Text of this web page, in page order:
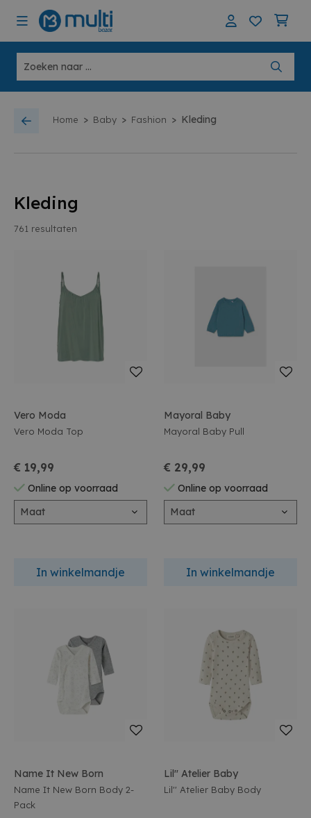
Home > Baby > Fashion > Kleding
Kleding
761 resultaten
Vero Moda
Vero Moda Top
€ 19,99
Online op voorraad
Maat
In winkelmandje
Mayoral Baby
Mayoral Baby Pull
€ 29,99
Online op voorraad
Maat
In winkelmandje
Name It New Born
Name It New Born Body 2-
Pack
Lil'' Atelier Baby
Lil'' Atelier Baby Body